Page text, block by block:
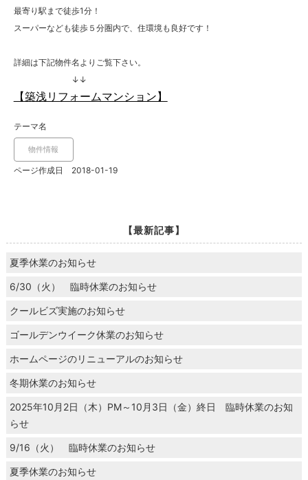
最寄り駅まで徒歩1分！
スーパーなども徒歩５分圏内で、住環境も良好です！
詳細は下記物件名よりご覧下さい。
↓↓
【築浅リフォームマンション】
テーマ名
物件情報
ページ作成日 2018-01-19
【最新記事】
夏季休業のお知らせ
6/30（火） 臨時休業のお知らせ
クールビズ実施のお知らせ
ゴールデンウイーク休業のお知らせ
ホームページのリニューアルのお知らせ
冬期休業のお知らせ
2025年10月2日（木）PM～10月3日（金）終日 臨時休業のお知
らせ
9/16（火） 臨時休業のお知らせ
夏季休業のお知らせ